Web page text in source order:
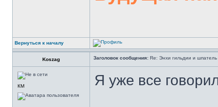
Вернуться к началу
Koszag Заголовок сообщения: Re: Энхи гильдии и шпатель
КМ Я уже все